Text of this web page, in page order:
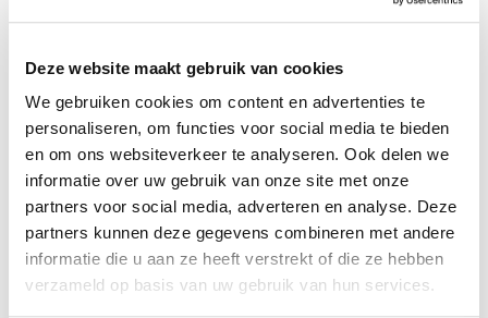
Deze website maakt gebruik van cookies
We gebruiken cookies om content en advertenties te
personaliseren, om functies voor social media te bieden
en om ons websiteverkeer te analyseren. Ook delen we
informatie over uw gebruik van onze site met onze
partners voor social media, adverteren en analyse. Deze
partners kunnen deze gegevens combineren met andere
informatie die u aan ze heeft verstrekt of die ze hebben
verzameld op basis van uw gebruik van hun services.
Wouter & Marlies Nagel
Nieuw vliegtuig!